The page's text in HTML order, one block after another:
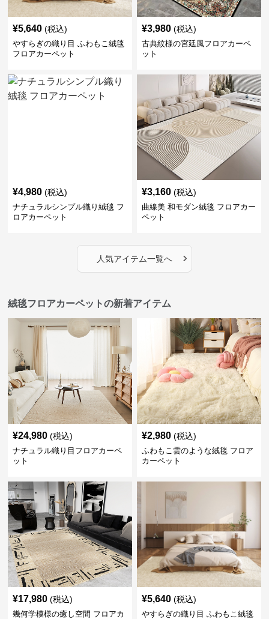
¥5,640 (税込)
やすらぎの織り目 ふわもこ絨毯
フロアカーペット
¥3,980 (税込)
古典紋様の宮廷風フロアカーペ
ット
¥4,980 (税込)
ナチュラルシンプル織り絨毯 フ
ロアカーペット
¥3,160 (税込)
曲線美 和モダン絨毯 フロアカー
ペット
人気アイテム一覧へ ›
絨毯フロアカーペットの新着アイテム
¥24,980 (税込)
ナチュラル織り目フロアカーペ
ット
¥2,980 (税込)
ふわもこ雲のような絨毯 フロア
カーペット
¥17,980 (税込)
幾何学模様の癒し空間 フロアカ
¥5,640 (税込)
やすらぎの織り目 ふわもこ絨毯